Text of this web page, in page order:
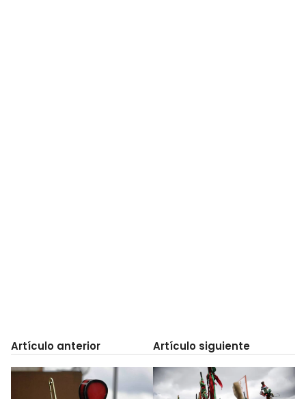
Artículo anterior Artículo siguiente